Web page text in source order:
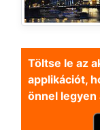
Töltse le az
applikációt,
önnel legyen